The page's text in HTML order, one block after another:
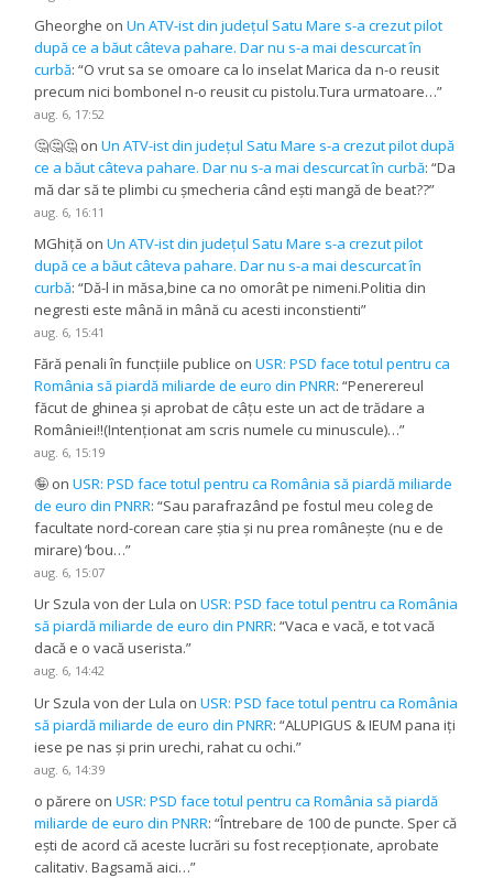
Gheorghe onUn ATV-ist din județul Satu Mare s-a crezut pilot
după ce a băut câteva pahare. Dar nu s-a mai descurcat în
curbă: “O vrut sa se omoare ca lo inselat Marica da n-o reusit
precum nici bombonel n-o reusit cu pistolu.Tura urmatoare…”
aug. 6, 17:52
🤔🤔🤔 onUn ATV-ist din județul Satu Mare s-a crezut pilot după
ce a băut câteva pahare. Dar nu s-a mai descurcat în curbă: “Da
mă dar să te plimbi cu șmecheria când ești mangă de beat??”
aug. 6, 16:11
MGhiță onUn ATV-ist din județul Satu Mare s-a crezut pilot
după ce a băut câteva pahare. Dar nu s-a mai descurcat în
curbă: “Dă-l in măsa,bine ca no omorât pe nimeni.Politia din
negresti este mână in mână cu acesti inconstienti”
aug. 6, 15:41
Fără penali în funcțiile publice onUSR: PSD face totul pentru ca
România să piardă miliarde de euro din PNRR: “Penerereul
făcut de ghinea și aprobat de câțu este un act de trădare a
României!!(Intenționat am scris numele cu minuscule)…”
aug. 6, 15:19
🤪 onUSR: PSD face totul pentru ca România să piardă miliarde
de euro din PNRR: “Sau parafrazând pe fostul meu coleg de
facultate nord-corean care știa și nu prea românește (nu e de
mirare) ‘bou…”
aug. 6, 15:07
Ur Szula von der Lula onUSR: PSD face totul pentru ca România
să piardă miliarde de euro din PNRR: “Vaca e vacă, e tot vacă
dacă e o vacă userista.”
aug. 6, 14:42
Ur Szula von der Lula onUSR: PSD face totul pentru ca România
să piardă miliarde de euro din PNRR: “ALUPIGUS & IEUM pana iți
iese pe nas și prin urechi, rahat cu ochi.”
aug. 6, 14:39
o părere onUSR: PSD face totul pentru ca România să piardă
miliarde de euro din PNRR: “Întrebare de 100 de puncte. Sper că
ești de acord că aceste lucrări su fost recepționate, aprobate
calitativ. Bagsamă aici…”